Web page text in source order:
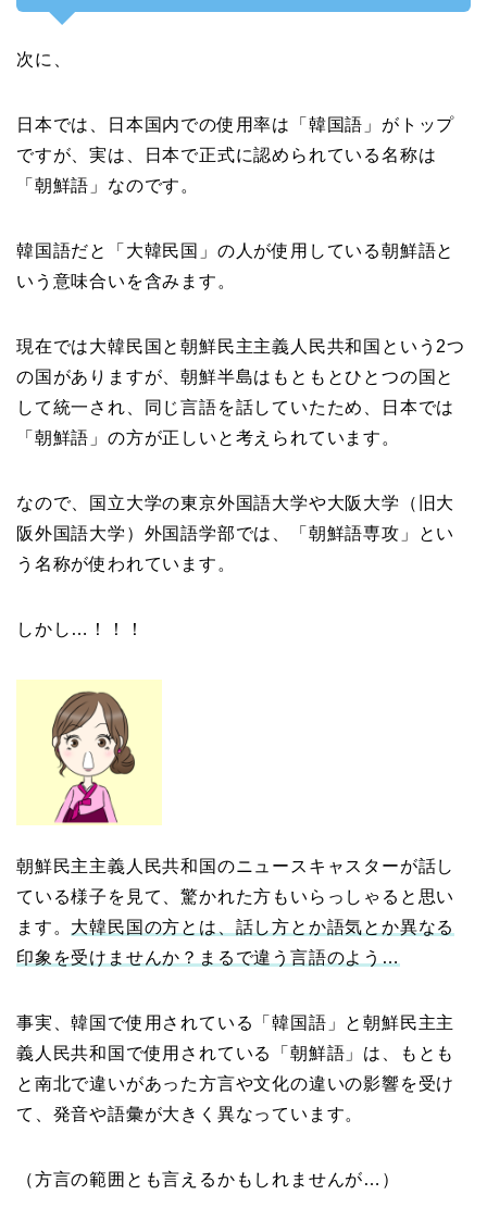
次に、
日本では、日本国内での使用率は「韓国語」がトップ
ですが、実は、日本で正式に認められている名称は
「朝鮮語」なのです。
韓国語だと「大韓民国」の人が使用している朝鮮語と
いう意味合いを含みます。
現在では大韓民国と朝鮮民主主義人民共和国という2つ
の国がありますが、朝鮮半島はもともとひとつの国と
して統一され、同じ言語を話していたため、日本では
「朝鮮語」の方が正しいと考えられています。
なので、国立大学の東京外国語大学や大阪大学（旧大
阪外国語大学）外国語学部では、「朝鮮語専攻」とい
う名称が使われています。
しかし…！！！
朝鮮民主主義人民共和国のニュースキャスターが話し
ている様子を見て、驚かれた方もいらっしゃると思い
ます。 大韓民国の方とは、話し方とか語気とか異なる
印象を受けませんか？まるで違う言語のよう…
事実、韓国で使用されている「韓国語」と朝鮮民主主
義人民共和国で使用されている「朝鮮語」は、もとも
と南北で違いがあった方言や文化の違いの影響を受け
て、発音や語彙が大きく異なっています。
（方言の範囲とも言えるかもしれませんが…）